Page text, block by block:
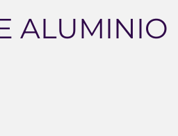
ALUMINIO